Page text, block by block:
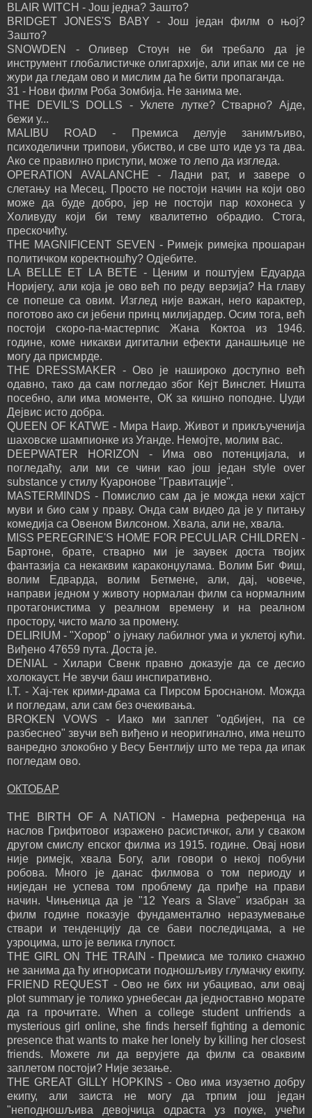
BLAIR WITCH - Још једна? Зашто?
BRIDGET JONES'S BABY - Још један филм о њој?
Зашто?
SNOWDEN - Оливер Стоун не би требало да је
инструмент глобалистичке олигархије, али ипак ми се не
жури да гледам ово и мислим да ће бити пропаганда.
31 - Нови филм Роба Зомбија. Не занима ме.
THE DEVIL'S DOLLS - Уклете лутке? Стварно? Ајде,
бежи у...
MALIBU ROAD - Премиса делује занимљиво,
психоделични трипови, убиство, и све што иде уз та два.
Ако се правилно приступи, може то лепо да изгледа.
OPERATION AVALANCHE - Ладни рат, и завере о
слетању на Месец. Просто не постоји начин на који ово
може да буде добро, јер не постоји пар кохонеса у
Холивуду који би тему квалитетно обрадио. Стога,
прескочићу.
THE MAGNIFICENT SEVEN - Римејк римејка прошаран
политичком коректношћу? Одјебите.
LA BELLE ET LA BETE - Ценим и поштујем Едуарда
Норијегу, али која је ово већ по реду верзија? На главу
се попеше са овим. Изглед није важан, него карактер,
поготово ако си јебени принц милијардер. Осим тога, већ
постоји скоро-па-мастерпис Жана Коктоа из 1946.
године, коме никакви дигитални ефекти данашњице не
могу да присмрде.
THE DRESSMAKER - Ово је нашироко доступно већ
одавно, тако да сам погледао због Кејт Винслет. Ништа
посебно, али има моменте, ОК за кишно поподне. Џуди
Дејвис исто добра.
QUEEN OF KATWE - Мира Наир. Живот и прикљученија
шаховске шампионке из Уганде. Немојте, молим вас.
DEEPWATER HORIZON - Има ово потенцијала, и
погледаћу, али ми се чини као још један style over
substance у стилу Куаронове "Гравитације".
MASTERMINDS - Помислио сам да је можда неки хајст
муви и био сам у праву. Онда сам видео да је у питању
комедија са Овеном Вилсоном. Хвала, али не, хвала.
MISS PEREGRINE'S HOME FOR PECULIAR CHILDREN -
Бартоне, брате, стварно ми је заувек доста твојих
фантазија са некаквим караконџулама. Волим Биг Фиш,
волим Едварда, волим Бетмене, али, дај, човече,
направи једном у животу нормалан филм са нормалним
протагонистима у реалном времену и на реалном
простору, чисто мало за промену.
DELIRIUM - "Хорор" о јунаку лабилног ума и уклетој кући.
Виђено 47659 пута. Доста је.
DENIAL - Хилари Свенк правно доказује да се десио
холокауст. Не звучи баш инспиративно.
I.T. - Хај-тек крими-драма са Пирсом Броснаном. Можда
и погледам, али сам без очекивања.
BROKEN VOWS - Иако ми заплет "одбијен, па се
разбеснео" звучи већ виђено и неоригинално, има нешто
ванредно злокобно у Весу Бентлију што ме тера да ипак
погледам ово.
ОКТОБАР
THE BIRTH OF A NATION - Намерна референца на
наслов Грифитовог изражено расистичког, али у сваком
другом смислу епског филма из 1915. године. Овај нови
није римејк, хвала Богу, али говори о некој побуни
робова. Много је данас филмова о том периоду и
ниједан не успева том проблему да приђе на прави
начин. Чињеница да је "12 Years a Slave" изабран за
филм године показује фундаментално неразумевање
ствари и тенденцију да се бави последицама, а не
узроцима, што је велика глупост.
THE GIRL ON THE TRAIN - Премиса ме толико снажно
не занима да ћу игнорисати подношљиву глумачку екипу.
FRIEND REQUEST - Ово не бих ни убацивао, али овај
plot summary је толико урнебесан да једноставно морате
да га прочитате. When a college student unfriends a
mysterious girl online, she finds herself fighting a demonic
presence that wants to make her lonely by killing her closest
friends. Можете ли да верујете да филм са оваквим
заплетом постоји? Није зезање.
THE GREAT GILLY HOPKINS - Ово има изузетно добру
екипу, али заиста не могу да трпим још један
"неподношљива девојчица одраста уз поуке, учећи